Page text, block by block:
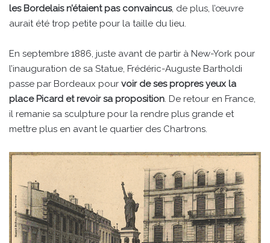
les Bordelais n’étaient pas convaincus, de plus, l’œuvre
aurait été trop petite pour la taille du lieu.
En septembre 1886, juste avant de partir à New-York pour
l’inauguration de sa Statue, Frédéric-Auguste Bartholdi
passe par Bordeaux pour voir de ses propres yeux la
place Picard et revoir sa proposition. De retour en France,
il remanie sa sculpture pour la rendre plus grande et
mettre plus en avant le quartier des Chartrons.